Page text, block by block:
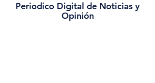
Periodico Digital de Noticias y
Opinión